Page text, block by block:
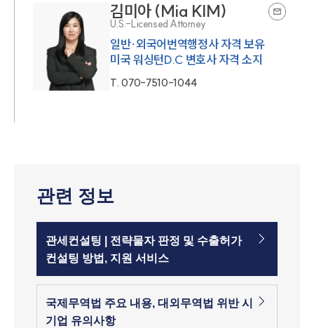
김미아 (Mia KIM)
U.S.-Licensed Attorney
일반·외국어번역행정사 자격 보유
미국 워싱턴D.C 변호사 자격 소지
T.070-7510-1044
관련 정보
관세컨설팅 | 전략물자 판정 및 수출허가
컨설팅 방법, 지원 서비스
국제무역법 주요 내용, 대외무역법 위반 시
기업 유의사항